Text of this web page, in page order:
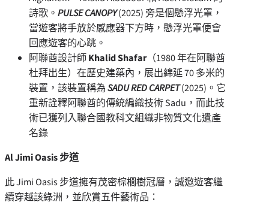
詩歌。 PULSE CANOPY(2025) 旁是個懸浮光罩，
當遊客將手放於感應器下方時，懸浮光罩便會
回應遊客的心跳。
阿聯酋設計師Khalid Shafar（1980 年在阿聯酋
杜拜出生）在歷史建築內，展出綿延 70 多米的
裝置，該裝置稱為SADU RED CARPET(2025)。它
重新詮釋阿聯酋的傳統編織技術 Sadu，而此技
術已獲列入聯合國教科文組織非物質文化遺產
名錄
Al Jimi Oasis 步道
此 Jimi Oasis 步道擁有茂密棕櫚樹冠層，誠邀遊客繼
續穿越該綠洲，並欣賞五件藝術品：